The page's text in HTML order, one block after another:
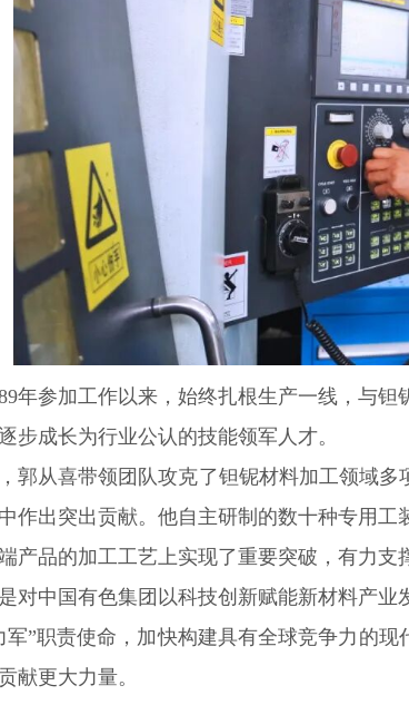
年参加工作以来，始终扎根生产一线，与
步成长为行业公认的技能领军人才。
郭从喜带领团队攻克了钽铌材料加工领域
作出突出贡献。他自主研制的数十种专用
产品的加工工艺上实现了重要突破，有力支
对中国有色集团以科技创新赋能新材料产
军”职责使命，加快构建具有全球竞争力的现
献更大力量。